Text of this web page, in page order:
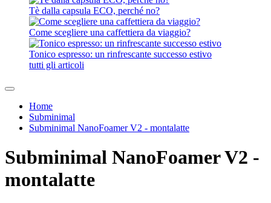
Tè dalla capsula ECO, perché no?
Come scegliere una caffettiera da viaggio?
Tonico espresso: un rinfrescante successo estivo
tutti gli articoli
Home
Subminimal
Subminimal NanoFoamer V2 - montalatte
Subminimal NanoFoamer V2 -
montalatte